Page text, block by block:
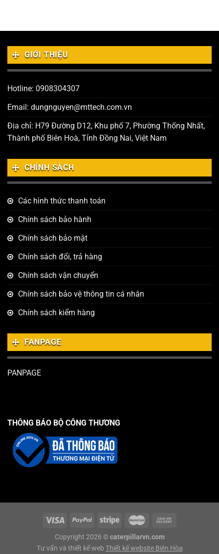
GIỚI THIỆU
Hotline: 0908304307
Email: dungnguyen@mttech.com.vn
Địa chỉ: H79 Đường D12, Khu phố 7, Phường Thống Nhất,
Thành phố Biên Hoà, Tỉnh Đồng Nai, Việt Nam
CHÍNH SÁCH
Các hình thức thanh toán
Chính sách bảo hành
Chính sách bảo mật
Chính sách đổi, trả hàng
Chính sách vận chuyển
Chính sách bảo vệ thông tin cá nhân
Chính sách kiểm hàng
FANPAGE
PANPAGE
THÔNG BÁO BỘ CÔNG THƯƠNG
Copyright 2026 © caterpillarvn.com
Tư vấn và thiết kế web Thiết kế website Biên Hòa